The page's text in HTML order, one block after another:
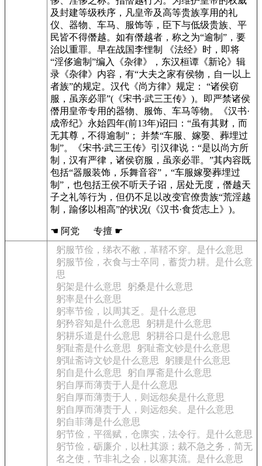
及封建等级秩序，凡皇帝及高等贵族享用的礼
仪、器物、车马、服饰等，臣下与低级贵族、平
民皆不得僭越。如有僭越者，称之为“逾制”，要
治以重罪。早在战国李悝制 《法经》时，即将
“淫侈逾制”编入《杂律》，东汉桓谭《新论》辑
录《杂律》内容，有“大夫之家有侯物，自一以上
者族”的规定。汉代《尚方律》规定： “诸侯窃
服，虽亲必罪”(《宋书·武三王传》)。即严禁诸侯
僭用皇帝专用的器物、服饰、车马等物。《汉书·
成帝纪》永始四年(前13年)诏曰：“虽有其财，而
无其尊，不得逾制”； 并禁“车服、嫁娶、葬埋过
制”。《宋书·武三王传》引汉律说：“是以尚方所
制，汉有严律，诸侯窃服，虽亲必罪。”其内容既
包括“器服装饰，乐舞音容”，“车服嫁娶葬埋过
制”，也包括王侯不听天子诏，居处无度，僭越天
子之礼等行为，但仍不足以改变官僚贵族“荒淫越
制，踰侈以相高”的状况(《汉书·食货志上》)。
☚ 阿党 专擅 ☛
躬服节俭，绨衣不敝，革鞜不穿。是什么意思
躬服节俭，衣食与士卒同，蓄货力耕。是什么意
思
躬架是什么意思
躬桑是什么意思
躬率是什么意思
躬率节俭，以周其乏。是什么意思
躬矜容知是什么意思
躬耕是什么意思
躬耕乐道是什么意思
躬耕谷口是什么意思
躬耻斋是什么意思
躬耻斋文钞是什么意思
躬耻斋诗文钞是什么意思
躬腰是什么意思
躬自是什么意思
躬自厚斋是什么意思
躬自厚而薄责于人是什么意思
躬自厚而薄责于人，则远怨矣是什么意思
躬自厚而薄责于人，则远怨矣。是什么意思
躬自菲薄是什么意思
躬节俭，平徭赋，仓廪实，法令行。是什么意思
躬节俭，砺廉介，以杜其源；裁不急之务，简无
名之使，节非礼之会，以塞其流。是什么意思